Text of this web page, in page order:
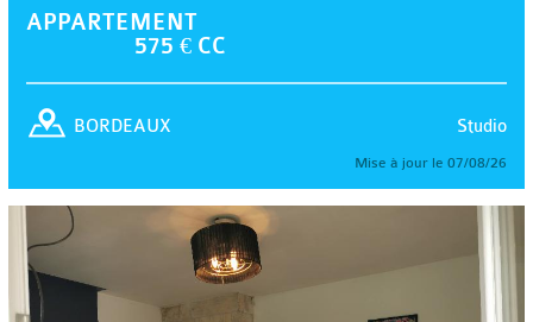
APPARTEMENT
575 € CC
Studio
BORDEAUX
Mise à jour le 07/08/26